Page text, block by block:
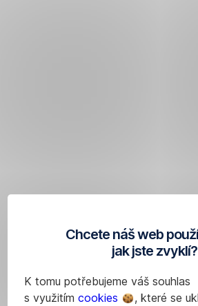
Chcete náš web
jak jste zvyklí?
K tomu potřebujeme váš souhlas
s využitím cookies
, které se